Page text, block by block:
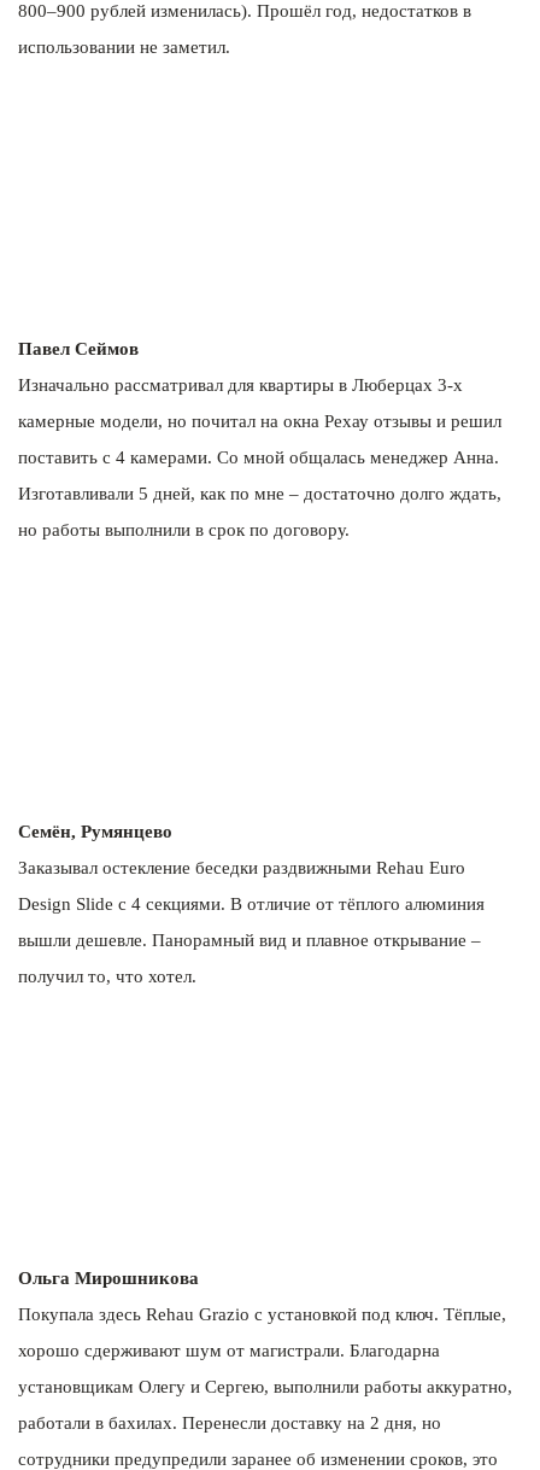
800–900 рублей изменилась). Прошёл год, недостатков в
использовании не заметил.
Павел Сеймов
Изначально рассматривал для квартиры в Люберцах 3-х
камерные модели, но почитал на окна Рехау отзывы и решил
поставить с 4 камерами. Со мной общалась менеджер Анна.
Изготавливали 5 дней, как по мне – достаточно долго ждать,
но работы выполнили в срок по договору.
Семён, Румянцево
Заказывал остекление беседки раздвижными Rehau Euro
Design Slide с 4 секциями. В отличие от тёплого алюминия
вышли дешевле. Панорамный вид и плавное открывание –
получил то, что хотел.
Ольга Мирошникова
Покупала здесь Rehau Grazio с установкой под ключ. Тёплые,
хорошо сдерживают шум от магистрали. Благодарна
установщикам Олегу и Сергею, выполнили работы аккуратно,
работали в бахилах. Перенесли доставку на 2 дня, но
сотрудники предупредили заранее об изменении сроков, это